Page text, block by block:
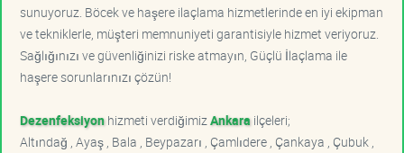
sunuyoruz. Böcek ve haşere ilaçlama hizmetlerinde en iyi ekipman
ve tekniklerle, müşteri memnuniyeti garantisiyle hizmet veriyoruz.
Sağlığınızı ve güvenliğinizi riske atmayın, Güçlü İlaçlama ile
haşere sorunlarınızı çözün!
Dezenfeksiyonhizmeti verdiğimiz Ankara ilçeleri;
Altındağ , Ayaş , Bala , Beypazarı , Çamlıdere , Çankaya , Çubuk ,